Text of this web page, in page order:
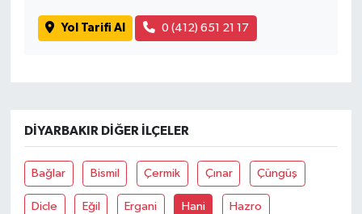
Yol Tarifi Al 0 (412) 651 21 17
DIYARBAKIR DIĞER İLÇELER
Bağlar Bismil Çermik Çınar Çüngüş
Dicle Eğil Ergani Hani Hazro